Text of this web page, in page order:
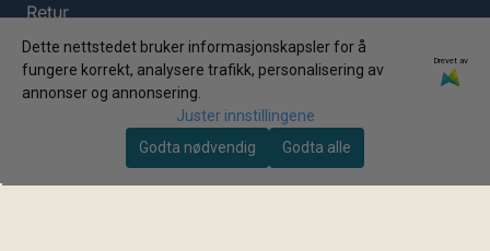
Retur
Kontakt
FAQ
Personvern
Dette nettstedet bruker informasjonskapsler for å
fungere korrekt, analysere trafikk, personalisering av
annonser og annonsering.
Drevet av
Juster innstillingene
Godta nødvendig
Godta alle